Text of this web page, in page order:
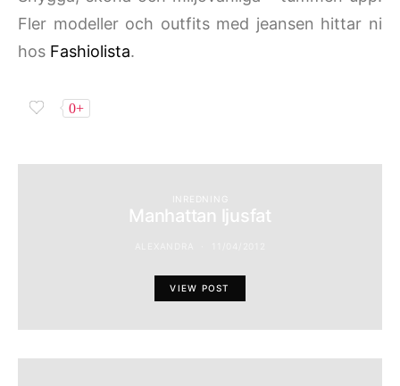
Fler modeller och outfits med jeansen hittar ni
hos Fashiolista.
0+
INREDNING
Manhattan ljusfat
VIEW POST